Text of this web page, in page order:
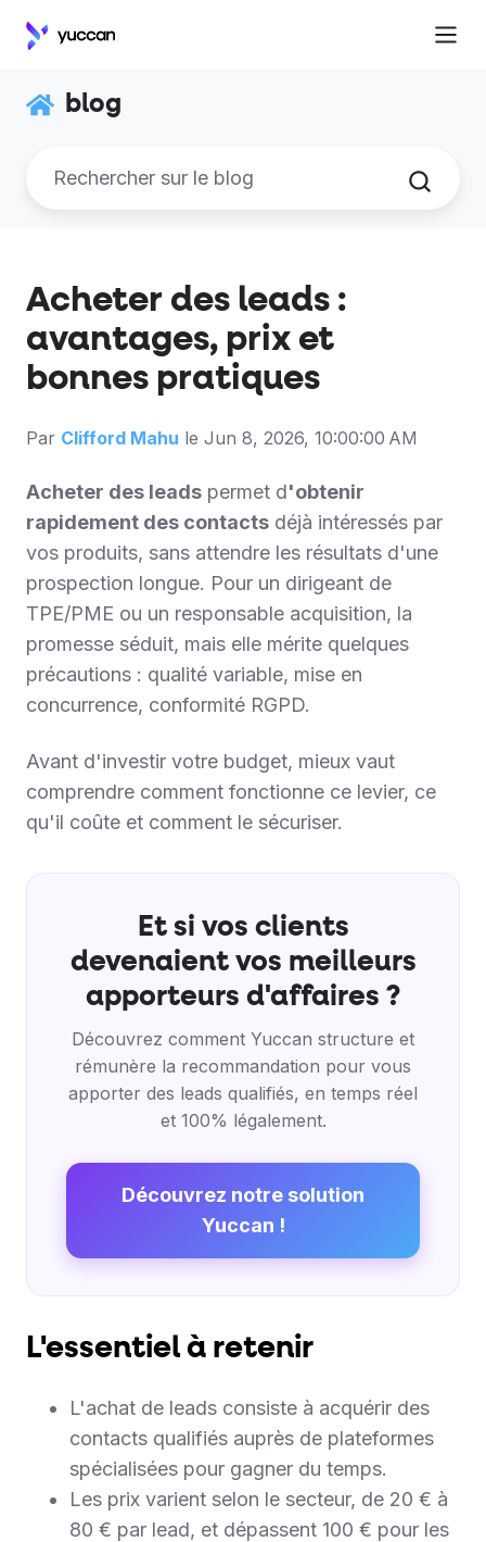
blog
Acheter des leads :
avantages, prix et
bonnes pratiques
Par Clifford Mahu le Jun 8, 2026, 10:00:00 AM
Acheter des leads permet d'obtenir
rapidement des contacts déjà intéressés par
vos produits, sans attendre les résultats d'une
prospection longue. Pour un dirigeant de
TPE/PME ou un responsable acquisition, la
promesse séduit, mais elle mérite quelques
précautions : qualité variable, mise en
concurrence, conformité RGPD.
Avant d'investir votre budget, mieux vaut
comprendre comment fonctionne ce levier, ce
qu'il coûte et comment le sécuriser.
Et si vos clients
devenaient vos meilleurs
apporteurs d'affaires ?
Découvrez comment Yuccan structure et
rémunère la recommandation pour vous
apporter des leads qualifiés, en temps réel
et 100% légalement.
Découvrez notre solution
Yuccan !
L'essentiel à retenir
L'achat de leads consiste à acquérir des
contacts qualifiés auprès de plateformes
spécialisées pour gagner du temps.
Les prix varient selon le secteur, de 20 € à
80 € par lead, et dépassent 100 € pour les